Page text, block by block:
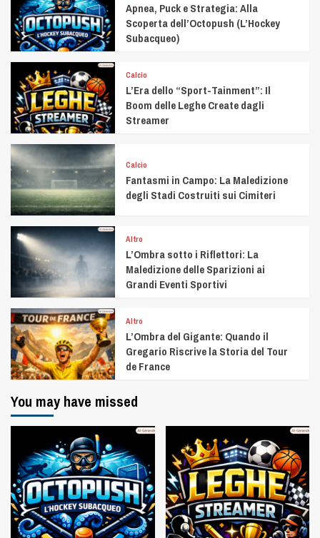
Apnea, Puck e Strategia: Alla
Scoperta dell’Octopush (L’Hockey
Subacqueo)
Calcio
L’Era dello “Sport-Tainment”: Il
Boom delle Leghe Create dagli
Streamer
Calcio
Fantasmi in Campo: La Maledizione
degli Stadi Costruiti sui Cimiteri
Altro
L’Ombra sotto i Riflettori: La
Maledizione delle Sparizioni ai
Grandi Eventi Sportivi
Altro
L’Ombra del Gigante: Quando il
Gregario Riscrive la Storia del Tour
de France
You may have missed